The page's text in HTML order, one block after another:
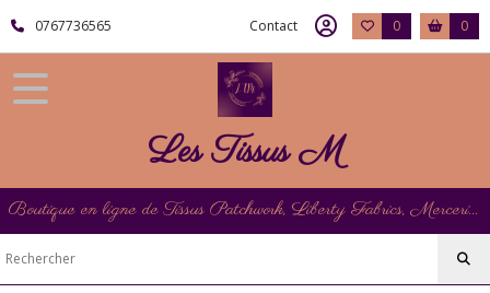
0767736565 Contact 0 0
Les Tissus M
Boutique en ligne de Tissus Patchwork, Liberty Fabrics, Mercerie et Matériel de Point de Croix